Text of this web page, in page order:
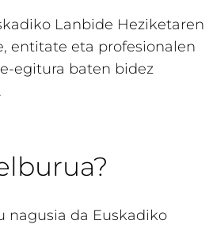
Lanbide Heziketaren
entitate eta profesionalen
egitura baten bidez
nagusia da Euskadiko